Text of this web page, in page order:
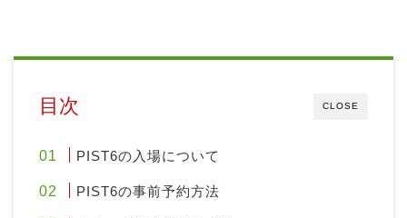
CLOSE
目次
PIST6の入場について
PIST6の事前予約方法